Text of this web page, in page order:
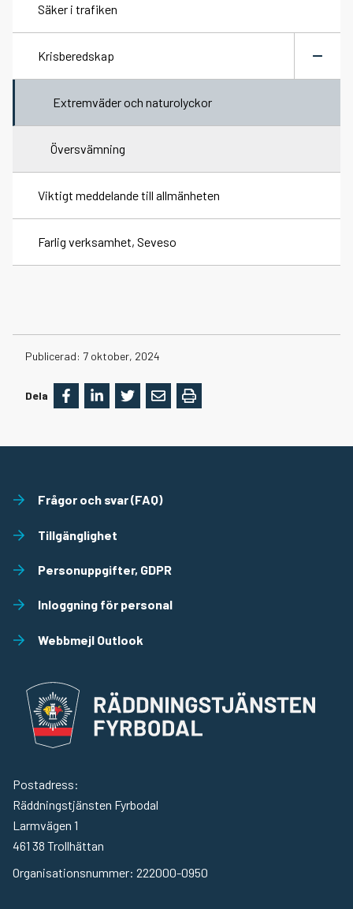
Vid hjärtstopp
Efter en olycka
Sotning och brandskyddskontroll
Brandfarliga ämnen, förvaring
Ladda litiumjonbatterier
Individanpassat brandskydd
Eldningsförbud
Skärpt eldningsförbud
Fyrverkerier
Säker i trafiken
Krisberedskap
Extremväder och naturolyckor
Översvämning
Viktigt meddelande till allmänheten
Farlig verksamhet, Seveso
Datum
Publicerad: 7 oktober, 2024
Dela
Frågor och svar (FAQ)
Tillgänglighet
Personuppgifter, GDPR
Inloggning för personal
Webbmejl Outlook
Postadress:
Räddningstjänsten Fyrbodal
Larmvägen 1
461 38 Trollhättan
Organisationsnummer: 222000-0950